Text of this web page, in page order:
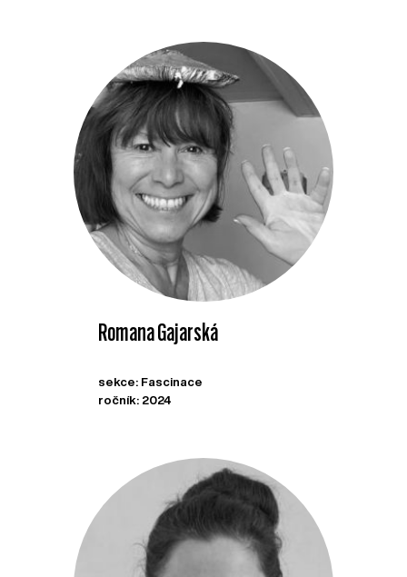
Romana Gajarská
sekce: Fascinace
ročník: 2024